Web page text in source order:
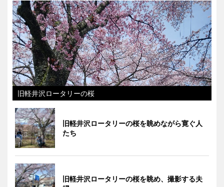
旧軽井沢ロータリーの桜
旧軽井沢ロータリーの桜を眺めながら寛ぐ人
たち
旧軽井沢ロータリーの桜を眺め、撮影する夫